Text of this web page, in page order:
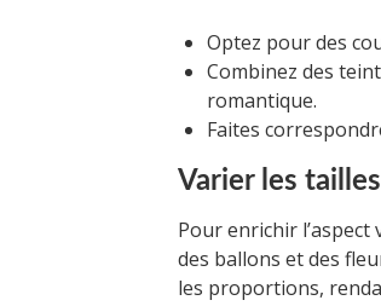
Optez pour des
Combinez des
romantique.
Faites
Varier les
Pour enrichir
des ballons et des
les proportions,